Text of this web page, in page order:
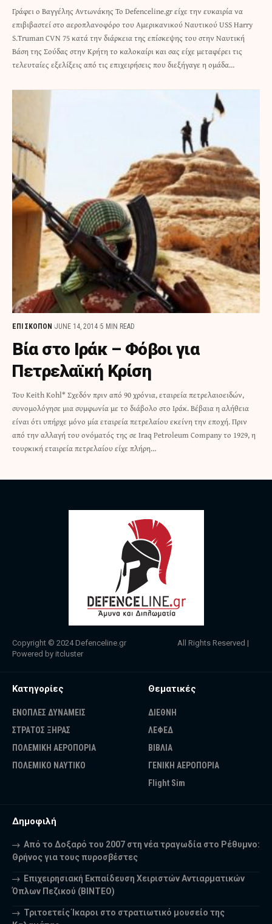
Γράφει ο Βαγγέλης Αντωνάκης Το Defenceline.gr είχε την ευκαιρία να
επιβιβαστεί στο αεροπλανοφόρο του Αμερικανικού Ναυτικού USS Harry
S.Truman CVN 75 κατά την διάρκεια της επίσκεψης του στην Ναυτική
Βάση της Σούδας στην Κρήτη το καλοκαίρι και σας είχε μεταφέρει τις
τελευταίες εξελίξεις από τις επιχειρήσεις που διεξήγαγε η ομάδα…
ΕΠΙ ΣΚΟΠΟΝ JUNE 14, 2014 5 MIN READ
Bία στο Ιράκ – Φόβοι για
Πετρελαϊκή Κρίση
Του Keith Kohl* Σχεδόν πριν από 90 χρόνια, εταιρεία πετρελαιοειδών,
συνομολόγησε μια συμφωνία με το διάβολο στο Ιράκ. Βέβαια η αλήθεια
είναι ότι υπήρχε μόνο μία εταιρεία πετρελαίου εκείνη την εποχή. Πριν
από την αλλαγή του ονόματός της σε Iraq Petroleum Company το 1929, η
τουρκική εταιρεία πετρελαίου είχε πλήρη…
Copyright © 2024 Defenceline.gr All Rights Reserved |
Powered by itcluster
Κατηγορίες
ΕΝΟΠΛΕΣ ΔΥΝΑΜΕΙΣ
ΣΤΡΑΤΟΣ ΞΗΡΑΣ
ΠΟΛΕΜΙΚΗ ΑΕΡΟΠΟΡΙΑ
ΠΟΛΕΜΙΚΟ ΝΑΥΤΙΚΟ
Θεματικές
ΔΙΕΘΝΗ
ΛΕΦΕΔ
ΒΙΒΛΙΑ
ΓΕΝΙΚΗ ΑΕΡΟΠΟΡΙΑ
Flight Sim
Δημοφιλή
Από το Δοξαρό του 2007 στη νέα τραγωδία στο Ρέθυμνο:
Θρήνος για τους πυροσβέστες
Επιχειρησιακή Εκπαίδευση Χειριστών Αντιαρματικών
Όπλων Πεζικού (ΒΙΝΤΕΟ)
Τριτοετείς Ίκαροι στο στρατιωτικό μουσείο της